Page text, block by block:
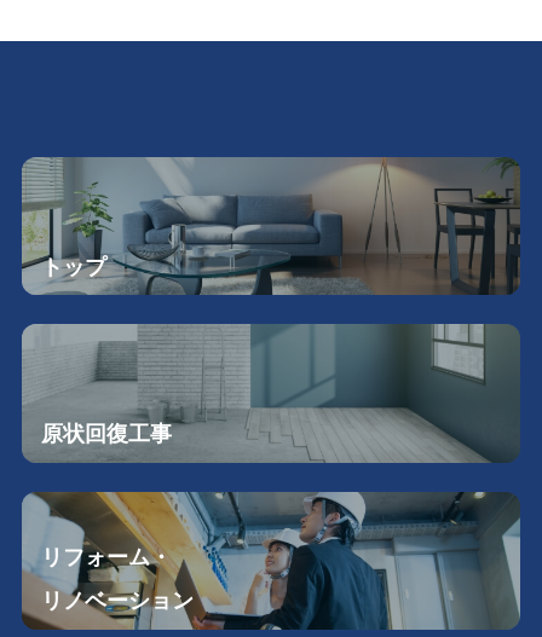
トップ
原状回復工事
リフォーム・
リノベーション